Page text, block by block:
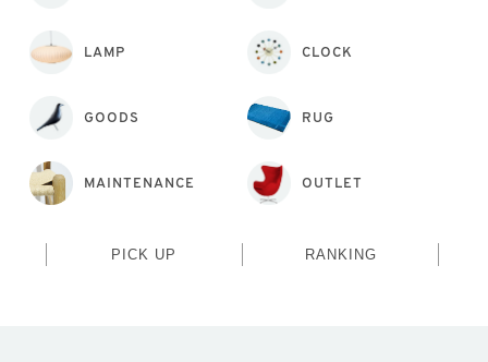
LAMP CLOCK
GOODS RUG
MAINTENANCE OUTLET
PICK UP RANKING